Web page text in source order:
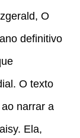
O
definitivo
O texto
narrar a
Ela,